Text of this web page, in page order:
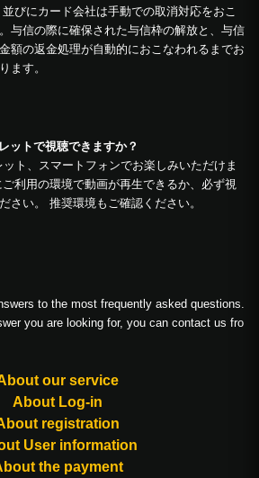
並びにカード会社は手動での取消対応をおこ
与信の際に確保された与信枠の解放と、与信
額の返金処理が自動的におこなわれるまでお
ます。
ットで視聴できますか？
ト、スマートフォンでお楽しみいただけま
利用の環境で動画が再生できるか、必ず視
さい。 推奨環境もご確認ください。
to the most frequently asked questions.
you are looking for, you can contact us fro
our service
About Log-in
registration
User information
the payment